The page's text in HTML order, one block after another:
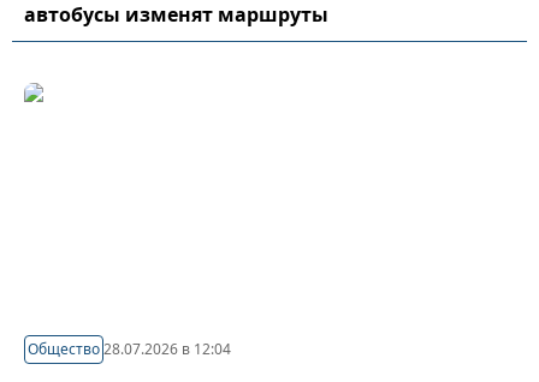
автобусы изменят маршруты
Общество28.07.2026 в 12:04